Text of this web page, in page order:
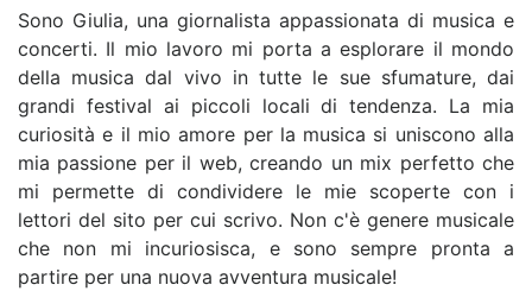
Sono Giulia, una giornalista appassionata di musica e
concerti. Il mio lavoro mi porta a esplorare il mondo
della musica dal vivo in tutte le sue sfumature, dai
grandi festival ai piccoli locali di tendenza. La mia
curiosità e il mio amore per la musica si uniscono alla
mia passione per il web, creando un mix perfetto che
mi permette di condividere le mie scoperte con i
lettori del sito per cui scrivo. Non c'è genere musicale
che non mi incuriosisca, e sono sempre pronta a
partire per una nuova avventura musicale!